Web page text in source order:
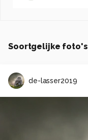
Soortgelijke foto's
de-lasser2019